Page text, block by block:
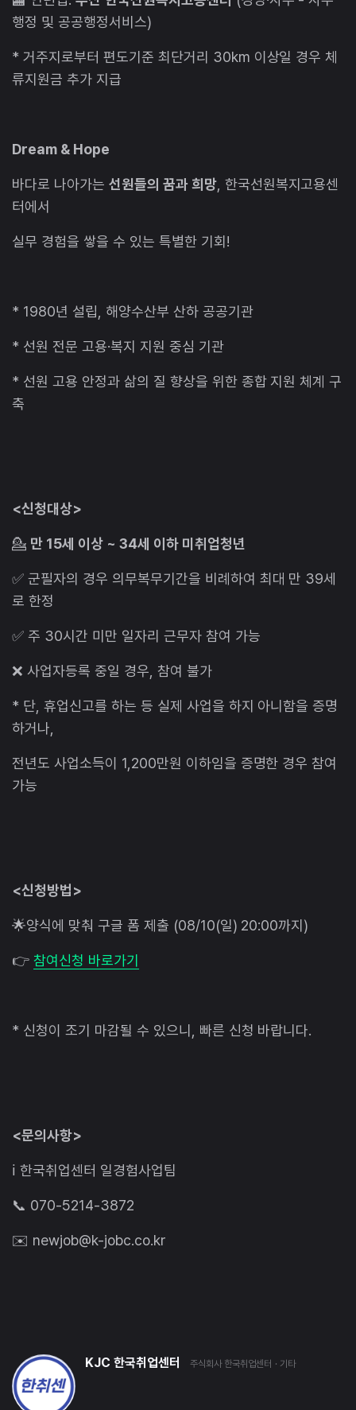
행정 및 공공행정서비스)
* 거주지로부터 편도기준 최단거리 30km 이상일 경우 체
류지원금 추가 지급
Dream & Hope
바다로 나아가는 선원들의 꿈과 희망, 한국선원복지고용센
터에서
실무 경험을 쌓을 수 있는 특별한 기회!
* 1980년 설립, 해양수산부 산하 공공기관
* 선원 전문 고용·복지 지원 중심 기관
* 선원 고용 안정과 삶의 질 향상을 위한 종합 지원 체계 구
축
<신청대상>
💁 만 15세 이상 ~ 34세 이하 미취업청년
✅ 군필자의 경우 의무복무기간을 비례하여 최대 만 39세
로 한정
✅ 주 30시간 미만 일자리 근무자 참여 가능
❌ 사업자등록 중일 경우, 참여 불가
* 단, 휴업신고를 하는 등 실제 사업을 하지 아니함을 증명
하거나,
전년도 사업소득이 1,200만원 이하임을 증명한 경우 참여
가능
<신청방법>
🌟양식에 맞춰 구글 폼 제출 (08/10(일) 20:00까지)
👉 참여신청 바로가기
* 신청이 조기 마감될 수 있으니, 빠른 신청 바랍니다.
<문의사항>
ℹ️ 한국취업센터 일경험사업팀
📞 070-5214-3872
✉️ newjob@k-jobc.co.kr
KJC 한국취업센터 주식회사 한국취업센터 · 기타